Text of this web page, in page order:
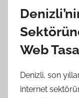
Web
Denizli, son
internet